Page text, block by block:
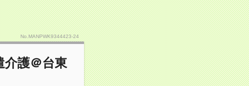
No.MANPWK9344423-24
介護＠台東